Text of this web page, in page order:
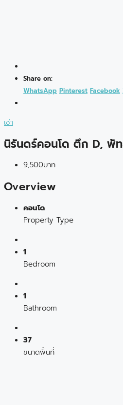
Share on:
WhatsApp Pinterest Facebook
เช่า
นิรันดร์คอนโด ตึก D, พั
9,500บาท
Overview
คอนโด
Property Type
1
Bedroom
1
Bathroom
37
ขนาดพื้นที่